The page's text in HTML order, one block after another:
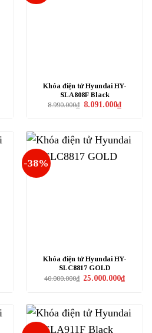
Khóa điện tử Hyundai HY-
SLA808F Black
8.990.000₫ Giá
8.091.000₫Giá
hiện
-38%
Khóa điện tử Hyundai HY-
SLC8817 GOLD
40.000.000₫ Giá
25.000.000₫Giá
hiện